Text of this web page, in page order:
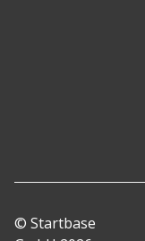
© Startbase